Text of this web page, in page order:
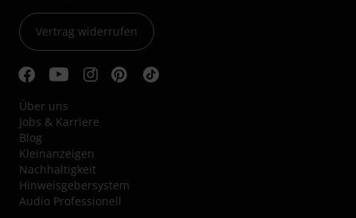
Vertrag widerrufen
Über uns
Jobs & Karriere
Blog
Kleinanzeigen
Nachhaltigkeit
Hinweisgebersystem
Audio Professionell